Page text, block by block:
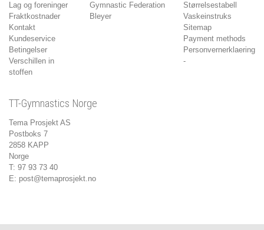
Lag og foreninger
Fraktkostnader
Kontakt
Kundeservice
Betingelser
Verschillen in
stoffen
Gymnastic Federation
Bleyer
Størrelsestabell
Vaskeinstruks
Sitemap
Payment methods
Personvernerklaering
-
TT-Gymnastics Norge
Tema Prosjekt AS
Postboks 7
2858 KAPP
Norge
T: 97 93 73 40
E: post@temaprosjekt.no